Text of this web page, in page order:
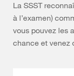
La SSST
à l’examen)
vous pouvez les
chance et venez